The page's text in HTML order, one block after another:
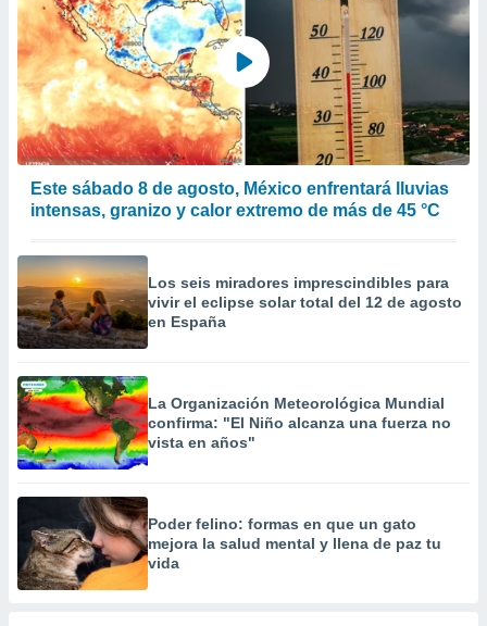
Este sábado 8 de agosto, México enfrentará lluvias
intensas, granizo y calor extremo de más de 45 °C
Los seis miradores imprescindibles para
vivir el eclipse solar total del 12 de agosto
en España
La Organización Meteorológica Mundial
confirma: "El Niño alcanza una fuerza no
vista en años"
Poder felino: formas en que un gato
mejora la salud mental y llena de paz tu
vida